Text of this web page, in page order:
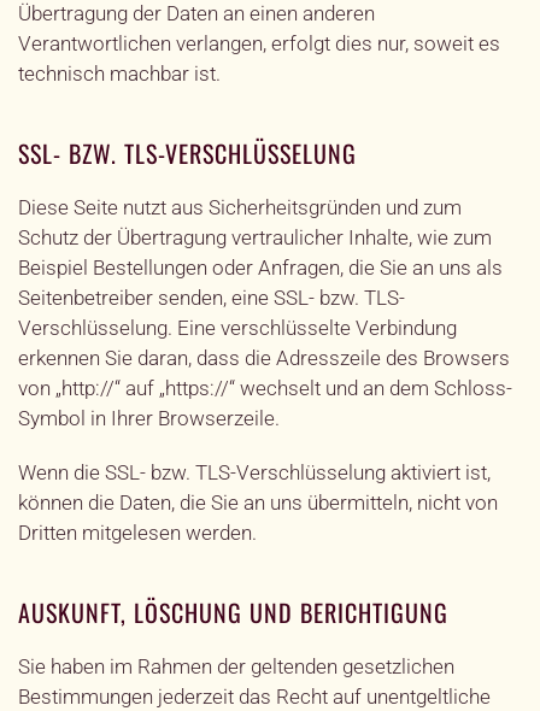
Übertragung der Daten an einen anderen
Verantwortlichen verlangen, erfolgt dies nur, soweit es
technisch machbar ist.
SSL- BZW. TLS-VERSCHLÜSSELUNG
Diese Seite nutzt aus Sicherheitsgründen und zum
Schutz der Übertragung vertraulicher Inhalte, wie zum
Beispiel Bestellungen oder Anfragen, die Sie an uns als
Seitenbetreiber senden, eine SSL- bzw. TLS-
Verschlüsselung. Eine verschlüsselte Verbindung
erkennen Sie daran, dass die Adresszeile des Browsers
von „http://“ auf „https://“ wechselt und an dem Schloss-
Symbol in Ihrer Browserzeile.
Wenn die SSL- bzw. TLS-Verschlüsselung aktiviert ist,
können die Daten, die Sie an uns übermitteln, nicht von
Dritten mitgelesen werden.
AUSKUNFT, LÖSCHUNG UND BERICHTIGUNG
Sie haben im Rahmen der geltenden gesetzlichen
Bestimmungen jederzeit das Recht auf unentgeltliche